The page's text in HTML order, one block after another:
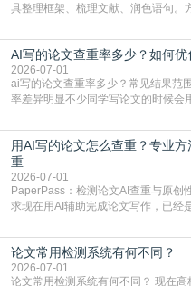
具整理框架、梳理文献、润色语句。
五遍还是过不了预检测的大有人在，
站，就能少走好多弯路。PaperPass
容的学术合规痛点去年帮一个本科师
AI写的论文查重率多少？如何
2026-07-01
ai写的论文查重率多少？常见结果范
率差异明显不少同学写论文的时候会
实际情况和大家想的不太一样。AI训
内容本质是按照语义概率拼接已有
直接引用整段已有内容，所以查重率
用AI写的论文怎么查重？专业
重
2026-07-01
PaperPass：检测论文AI查重与原创
求现在用AI辅助完成论文写作，已经
但很多人忽略了，AI生成的内容天
含大量已公开的学术内容、网络原创
复片
论文常用检测系统有何不同？
2026-07-01
论文常用检测系统有何不同？ 现在高校和期刊常用的论文查重系统主要是知网、